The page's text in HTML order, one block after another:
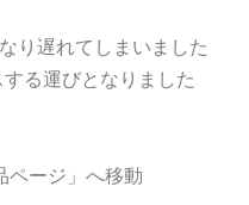
り遅れてしまいました
る運びとなりました
ページ」へ移動